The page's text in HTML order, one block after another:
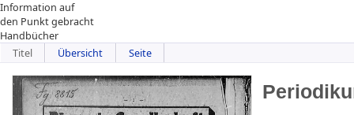
Information auf
den Punkt gebracht
Handbücher
Titel
Übersicht Seite